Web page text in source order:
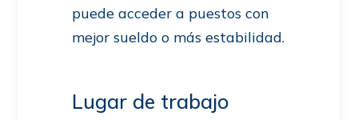
puede acceder a puestos con
mejor sueldo o más estabilidad.
Lugar de trabajo